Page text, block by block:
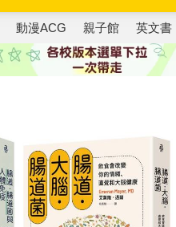
唯紅花綻放
奧德賽 路邊攤新作
動漫ACG 親子館 英文書